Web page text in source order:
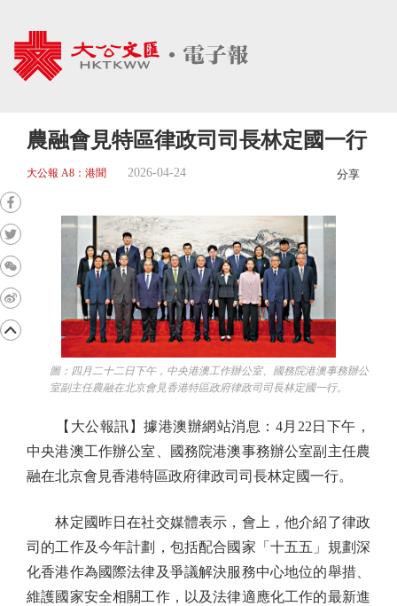
農融會見特區律政司司長林定國一行
大公報 A8：港聞 2026-04-24 分享
圖：四月二十二日下午，中央港澳工作辦公室、國務院港澳事務辦公
室副主任農融在北京會見香港特區政府律政司司長林定國一行。
【大公報訊】據港澳辦網站消息：4月22日下午，
中央港澳工作辦公室、國務院港澳事務辦公室副主任農
融在北京會見香港特區政府律政司司長林定國一行。
林定國昨日在社交媒體表示，會上，他介紹了律政
司的工作及今年計劃，包括配合國家「十五五」規劃深
化香港作為國際法律及爭議解決服務中心地位的舉措、
維護國家安全相關工作，以及法律適應化工作的最新進